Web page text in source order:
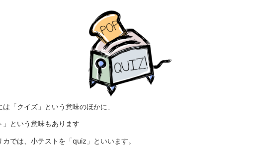
は「クイズ」という意味のほかに、
」という意味もあります
カでは、小テストを「quiz」といいます。